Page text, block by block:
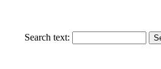
Search text: